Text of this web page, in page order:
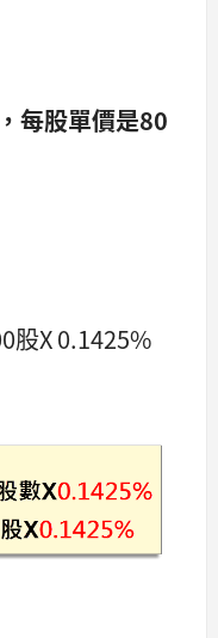
每股單價是80
股X 0.1425%